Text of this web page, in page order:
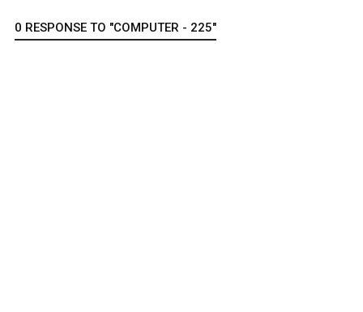
0 RESPONSE TO "COMPUTER - 225"